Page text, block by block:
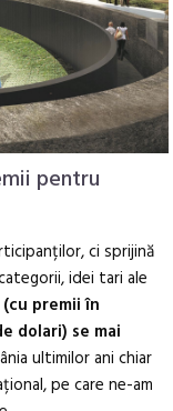
pentru
ci sprijină
idei tari ale
premii în
dolari) se mai
ultimilor ani chiar
pe care ne-am